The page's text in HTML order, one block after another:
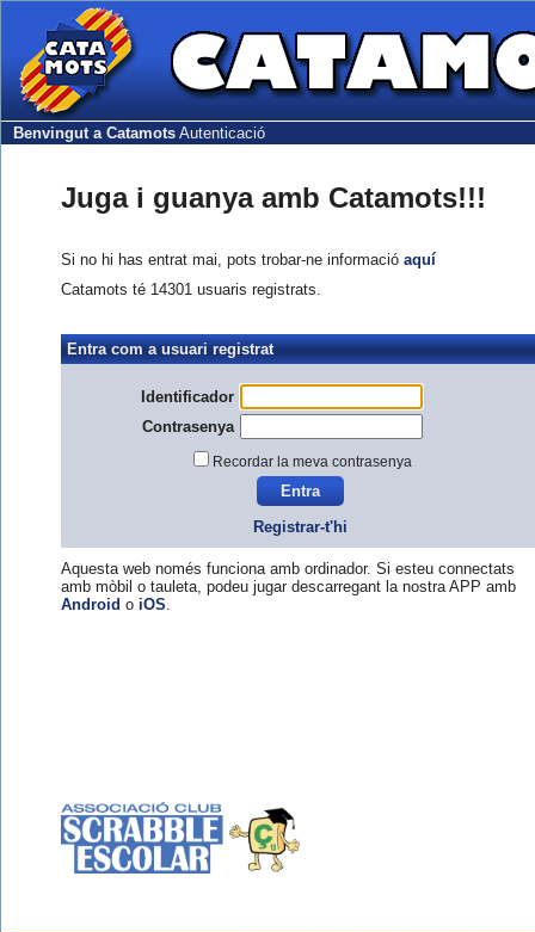
Benvingut a Catamots Autenticació
Juga i guanya amb Catamots!!!
Si no hi has entrat mai, pots trobar-ne informació aquí
Catamots té 14301 usuaris registrats.
Entra com a usuari registrat
Identificador
Contrasenya
Recordar la meva contrasenya
Registrar-t'hi
Aquesta web només funciona amb ordinador. Si esteu connectats
amb mòbil o tauleta, podeu jugar descarregant la nostra APP amb
Android o iOS.